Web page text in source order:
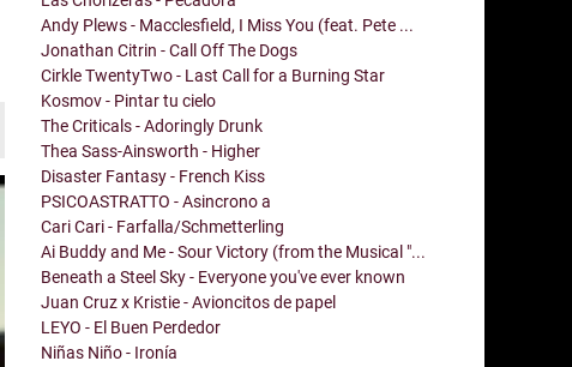
Andy Plews - Macclesfield, I Miss You (feat. Pete ...
Jonathan Citrin - Call Off The Dogs
Cirkle TwentyTwo - Last Call for a Burning Star
Kosmov - Pintar tu cielo
The Criticals - Adoringly Drunk
Thea Sass-Ainsworth - Higher
Disaster Fantasy - French Kiss
PSICOASTRATTO - Asincrono a
Cari Cari - Farfalla/Schmetterling
Ai Buddy and Me - Sour Victory (from the Musical "...
Beneath a Steel Sky - Everyone you've ever known
Juan Cruz x Kristie - Avioncitos de papel
LEYO - El Buen Perdedor
Niñas Niño - Ironía